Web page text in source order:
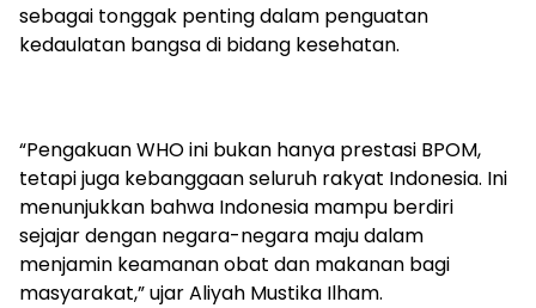
sebagai tonggak penting dalam penguatan
kedaulatan bangsa di bidang kesehatan.
“Pengakuan WHO ini bukan hanya prestasi BPOM,
tetapi juga kebanggaan seluruh rakyat Indonesia. Ini
menunjukkan bahwa Indonesia mampu berdiri
sejajar dengan negara-negara maju dalam
menjamin keamanan obat dan makanan bagi
masyarakat,” ujar Aliyah Mustika Ilham.